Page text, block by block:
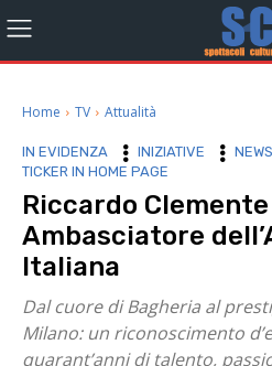
Home TV Attualità
IN EVIDENZA INIZIATIVE NEWS
TICKER IN HOME PAGE
Riccardo
Ambasciatore
Italiana
Dal cuore di Bagheria al
Milano: un riconoscimento
quarant’anni di talento,